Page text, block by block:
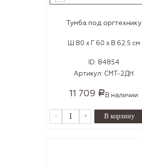
Тумба под оргтехнику
Ш 80 x Г 60 x В 62.5 см
ID: 84854
Артикул: СМТ-2ДН
11 709 РВ наличии
- +